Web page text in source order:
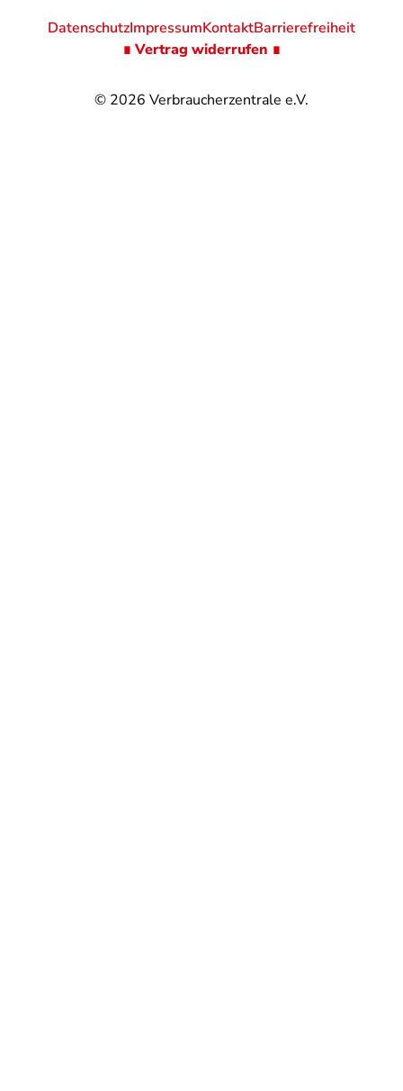
© 2026 Verbraucherzentrale e.V.
DatenschutzImpressumKontaktBarrierefreiheit
∎ Vertrag widerrufen ∎